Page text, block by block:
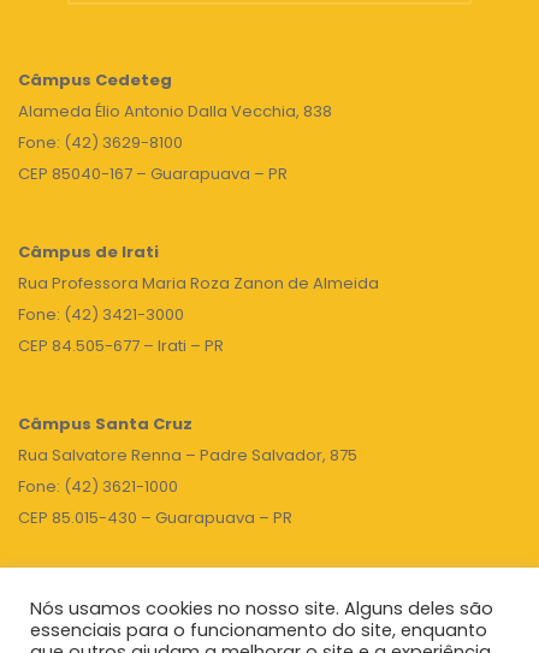
Câmpus Cedeteg
Alameda Élio Antonio Dalla Vecchia, 838
Fone: (42) 3629-8100
CEP 85040-167 – Guarapuava – PR
Câmpus de Irati
Rua Professora Maria Roza Zanon de Almeida
Fone: (42) 3421-3000
CEP 84.505-677 – Irati – PR
Câmpus Santa Cruz
Rua Salvatore Renna – Padre Salvador, 875
Fone: (42) 3621-1000
CEP 85.015-430 – Guarapuava – PR
TOPO
Nós usamos cookies no nosso site. Alguns deles são
essenciais para o funcionamento do site, enquanto